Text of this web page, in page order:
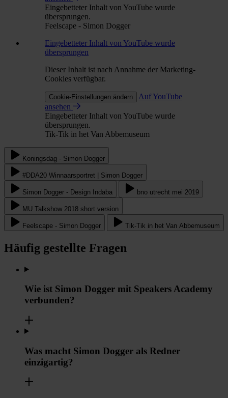
Eingebetteter Inhalt von YouTube wurde
übersprungen.
Feelscape - Simon Dogger
Eingebetteter Inhalt von YouTube wurde
übersprungen
Dieser Inhalt ist nach Annahme der Marketing-
Cookies verfügbar.
Cookie-Einstellungen ändern
Auf YouTube
ansehen
Eingebetteter Inhalt von YouTube wurde
übersprungen.
Tik-Tik in het Van Abbemuseum
Koningsdag - Simon Dogger
#DDA20 Winnaarsportret | Simon Dogger
Simon Dogger - Design Indaba bno utrecht mei 2019
MU Talkshow 2018 short version
Feelscape - Simon Dogger Tik-Tik in het Van Abbemuseum
Häufig gestellte Fragen
Wie ist Simon Dogger mit Speakers Academy
verbunden?
Was macht Simon Dogger als Redner
einzigartig?